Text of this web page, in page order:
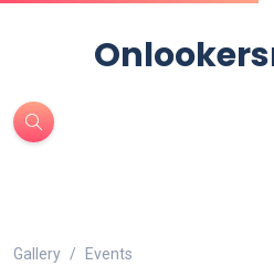
Gallery
Events